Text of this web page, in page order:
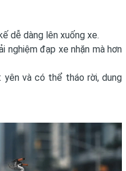
dễ dàng lên xuống xe.
nghiệm đạp xe nhặn mà hơn
và có thể tháo rời, dung